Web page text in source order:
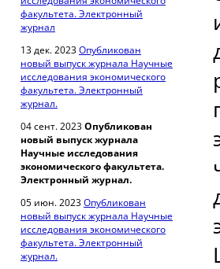
факультета. Электронный
журнал
13 дек. 2023Опубликован
новый выпуск журнала Научные
исследования экономического
факультета. Электронный
журнал.
04 сент. 2023Опубликован
новый выпуск журнала
Научные исследования
экономического факультета.
Электронный журнал.
05 июн. 2023Опубликован
новый выпуск журнала Научные
исследования экономического
факультета. Электронный
журнал.